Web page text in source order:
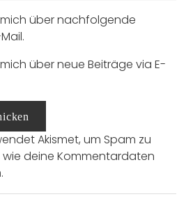
über nachfolgende
über neue Beiträge via E-
Akismet, um Spam zu
wie deine Kommentardaten